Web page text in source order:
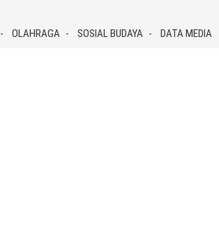
OLAHRAGA SOSIAL BUDAYA DATA MEDIA